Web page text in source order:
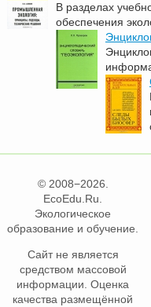
В разделах
обеспечения
© 2008−2026.
EcoEdu.Ru.
Экологическое
образование и обучение.
Сайт не является
средством массовой
информации. Оценка
качества размещённой